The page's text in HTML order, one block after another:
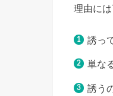
理由に
誘っ
単な
誘う